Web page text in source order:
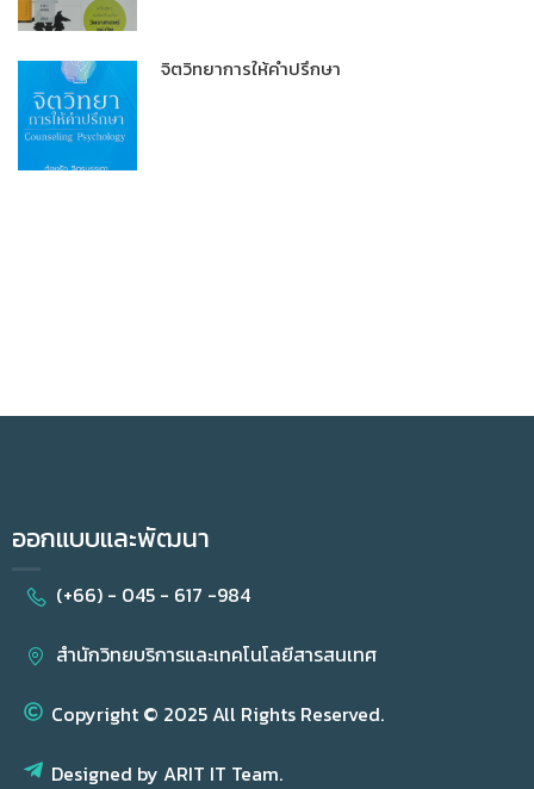
จิตวิทยาการให้คำปรึกษา
ออกแบบและพัฒนา
(+66) - 045 - 617 -984
สำนักวิทยบริการและเทคโนโลยีสารสนเทศ
Copyright © 2025 All Rights Reserved.
Designed by ARIT IT Team.